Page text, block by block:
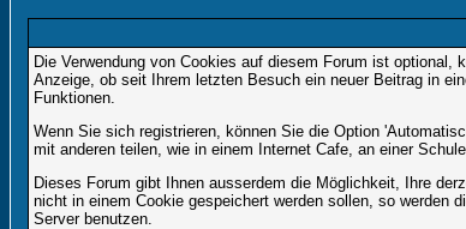
Die Verwendung von Cookies auf diesem Forum ist
Anzeige, ob seit Ihrem letzten Besuch ein neuer Beitrag in
Funktionen.
Wenn Sie sich registrieren, können Sie die Option
mit anderen teilen, wie in einem Internet Cafe, an einer
Dieses Forum gibt Ihnen ausserdem die Möglichkeit, Ihre
nicht in einem Cookie gespeichert werden sollen, so werden
Server benutzen.